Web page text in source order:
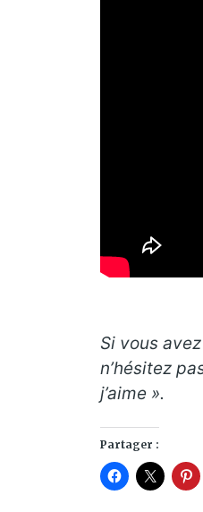
Si vous
n’hésitez
j’aime ».
Partager :